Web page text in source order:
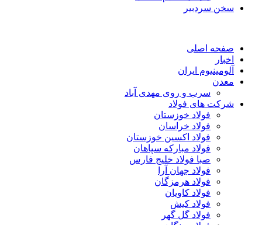
سخن سردبیر
صفحه اصلی
اخبار
آلومینیوم ایران
معدن
سرب و روی مهدی آباد
شرکت های فولاد
فولاد خوزستان
فولاد خراسان
فولاد اکسین خوزستان
فولاد مبارکه سپاهان
صبا فولاد خلیج فارس
فولاد جهان آرا
فولاد هرمزگان
فولاد کاویان
فولاد کیش
فولاد گل گهر